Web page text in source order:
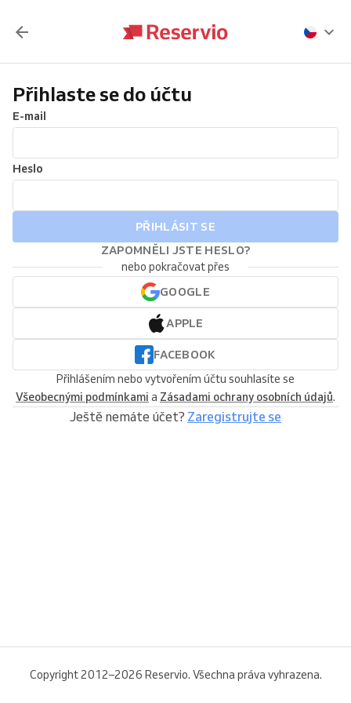
Přihlaste se do účtu
E-mail
Heslo
PŘIHLÁSIT SE
ZAPOMNĚLI JSTE HESLO?
nebo pokračovat přes
GOOGLE
APPLE
FACEBOOK
Přihlášením nebo vytvořením účtu souhlasíte se
Všeobecnými podmínkami a Zásadami ochrany osobních údajů.
Ještě nemáte účet? Zaregistrujte se
Copyright 2012–2026 Reservio. Všechna práva vyhrazena.